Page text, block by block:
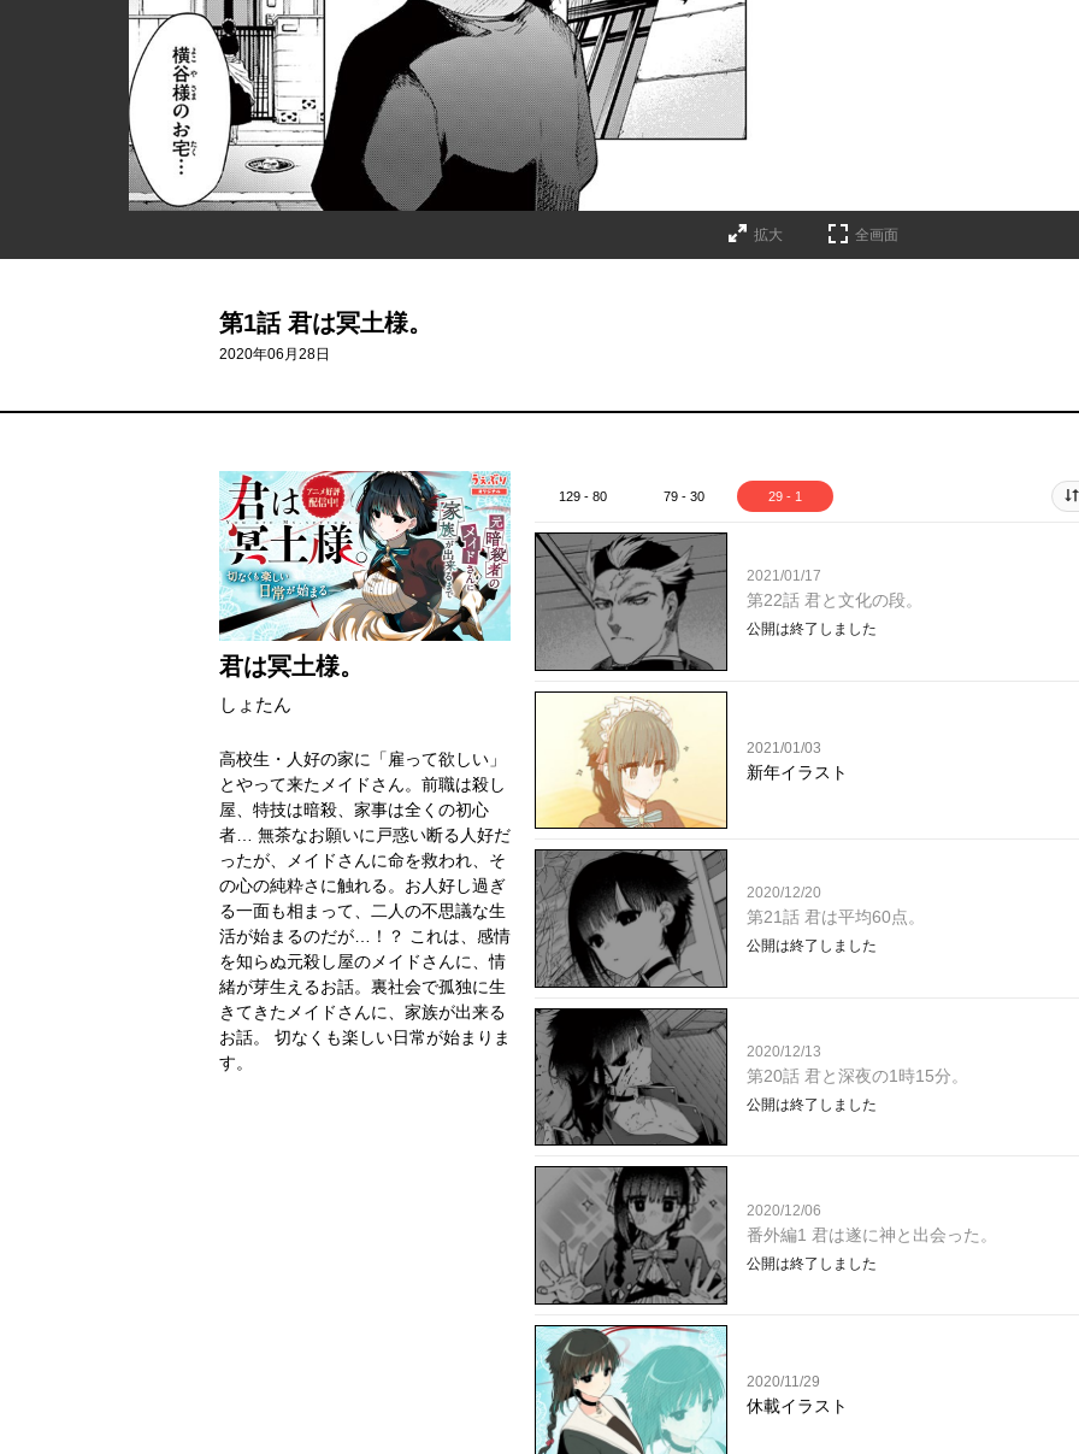
拡大 全画面
第1話 君は冥土様。
2020年06月28日
君は冥土様。
しょたん
高校生・人好の家に「雇って欲しい」
とやって来たメイドさん。前職は殺し
屋、特技は暗殺、家事は全くの初心
者… 無茶なお願いに戸惑い断る人好だ
ったが、メイドさんに命を救われ、そ
の心の純粋さに触れる。お人好し過ぎ
る一面も相まって、二人の不思議な生
活が始まるのだが…！？ これは、感情
を知らぬ元殺し屋のメイドさんに、情
緒が芽生えるお話。裏社会で孤独に生
きてきたメイドさんに、家族が出来る
お話。 切なくも楽しい日常が始まりま
す。
129 - 80 79 - 30 29 - 1
2021/01/17
第22話 君と文化の段。
公開は終了しました
2021/01/03
新年イラスト
2020/12/20
第21話 君は平均60点。
公開は終了しました
2020/12/13
第20話 君と深夜の1時15分。
公開は終了しました
2020/12/06
番外編1 君は遂に神と出会った。
公開は終了しました
2020/11/29
休載イラスト